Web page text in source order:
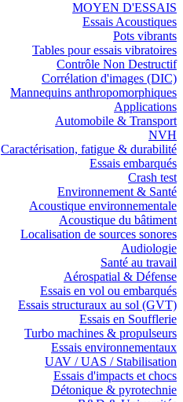
MOYEN D'ESSAIS
Essais Acoustiques
Pots vibrants
Tables pour essais vibratoires
Contrôle Non Destructif
Corrélation d'images (DIC)
Mannequins anthropomorphiques
Applications
Automobile & Transport
NVH
Caractérisation, fatigue & durabilité
Essais embarqués
Crash test
Environnement & Santé
Acoustique environnementale
Acoustique du bâtiment
Localisation de sources sonores
Audiologie
Santé au travail
Aérospatial & Défense
Essais en vol ou embarqués
Essais structuraux au sol (GVT)
Essais en Soufflerie
Turbo machines & propulseurs
Essais environnementaux
UAV / UAS / Stabilisation
Essais d'impacts et chocs
Détonique & pyrotechnie